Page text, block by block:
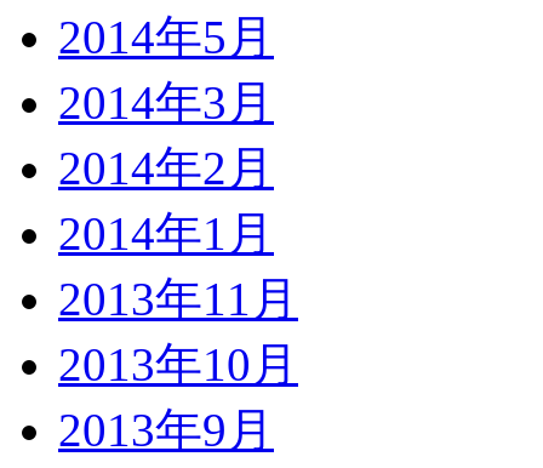
2014年5月
2014年3月
2014年2月
2014年1月
2013年11月
2013年10月
2013年9月